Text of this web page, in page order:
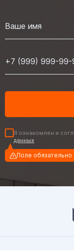
Я ознакомлен и
данных
Поле обязательно